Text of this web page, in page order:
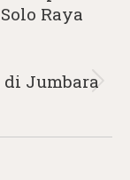
Raya
di Jumbara